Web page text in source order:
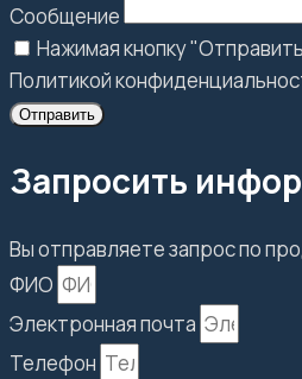
Сообщение
Нажимая кнопку
Политикой
Отправить
Запросить
Вы отправляете запрос по
ФИО
Электронная почта
Телефон